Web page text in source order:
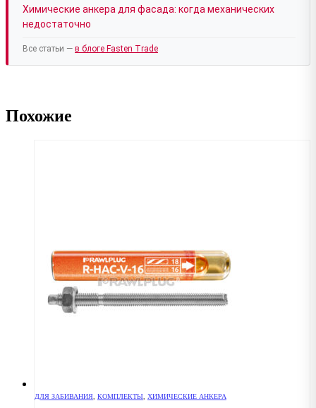
Химические анкера для фасада: когда механических
недостаточно
Все статьи — в блоге Fasten Trade
Похожие
ДЛЯ ЗАБИВАНИЯ, КОМПЛЕКТЫ, ХИМИЧЕСКИЕ АНКЕРА